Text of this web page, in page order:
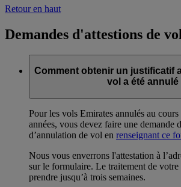
Retour en haut
Demandes d'attestions de vol
Comment obtenir un justificatif
vol a été annulé
Pour les vols Emirates annulés au
années, vous devez faire une demande
d’annulation de vol en renseignant ce
Nous vous enverrons l'attestation à
sur le formulaire. Le traitement de votre
prendre jusqu’à trois semaines.